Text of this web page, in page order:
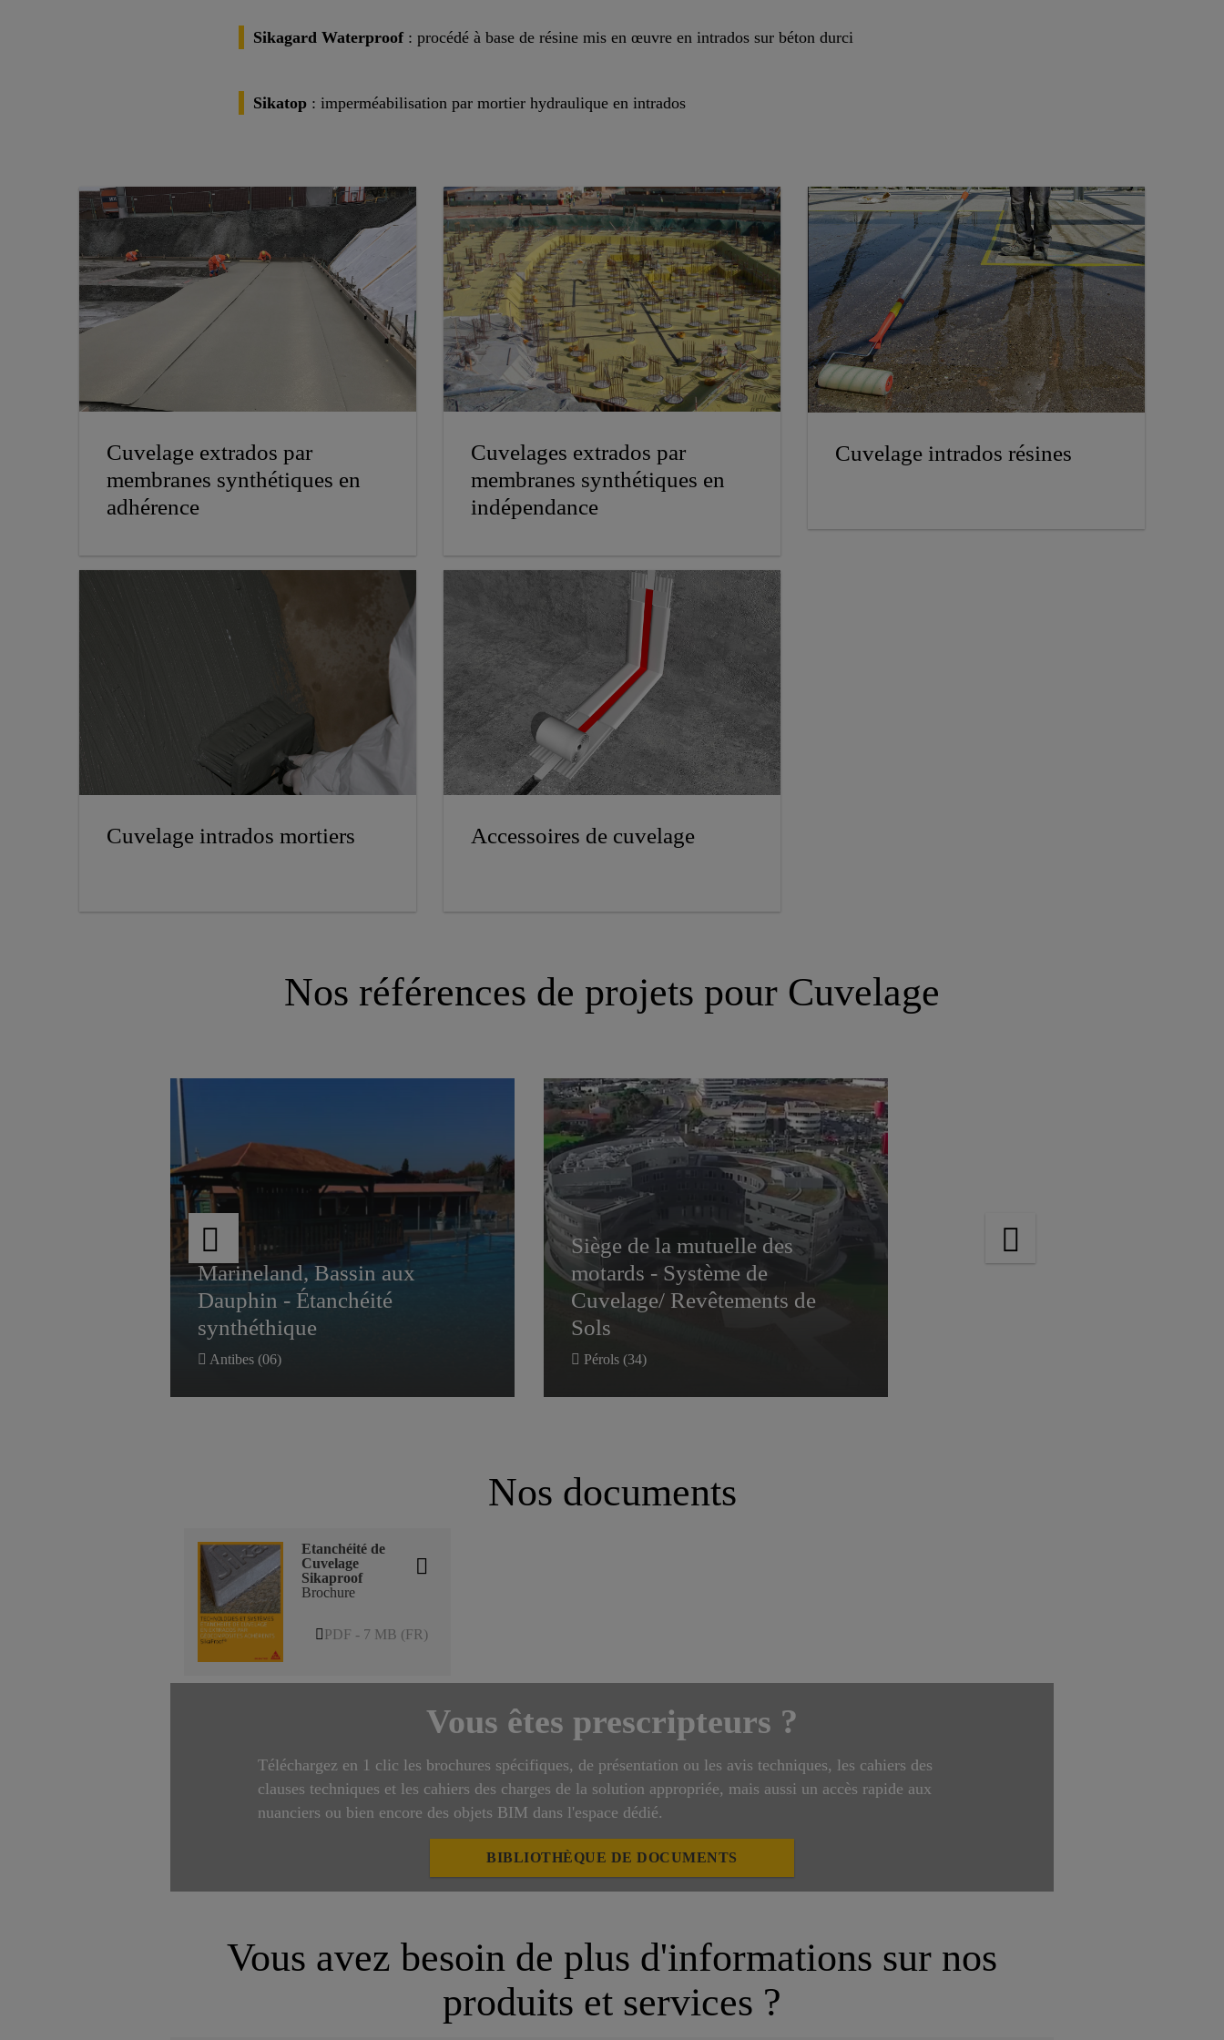
Sikagard Waterproof : procédé à base de résine mis en œuvre en intrados sur béton durci
Sikatop : imperméabilisation par mortier hydraulique en intrados
Cuvelage extrados par
membranes synthétiques en
adhérence
Cuvelage intrados mortiers
Cuvelages extrados par
membranes synthétiques en
indépendance
Accessoires de cuvelage
Cuvelage intrados résines
Nos références de projets pour Cuvelage
Marineland, Bassin aux
Dauphin - Étanchéité
synthéthique
Antibes (06)
Marineland, Bassin aux
Dauphin - Étanchéité
synthéthique
Siège de la mutuelle des
motards - Système de
Cuvelage/ Revêtements de
Sols
Pérols (34)
Siège de la mutuelle des
motards - Système de
Cuvelage/ Revêtements de
Sols
Nos documents
Etanchéité de
Cuvelage
Sikaproof
Brochure
PDF - 7 MB (FR)
Vous êtes prescripteurs ?
Téléchargez en 1 clic les brochures spécifiques, de présentation ou les avis techniques, les cahiers des
clauses techniques et les cahiers des charges de la solution appropriée, mais aussi un accès rapide aux
nuanciers ou bien encore des objets BIM dans l'espace dédié.
BIBLIOTHÈQUE DE DOCUMENTS
Vous avez besoin de plus d'informations sur nos
produits et services ?